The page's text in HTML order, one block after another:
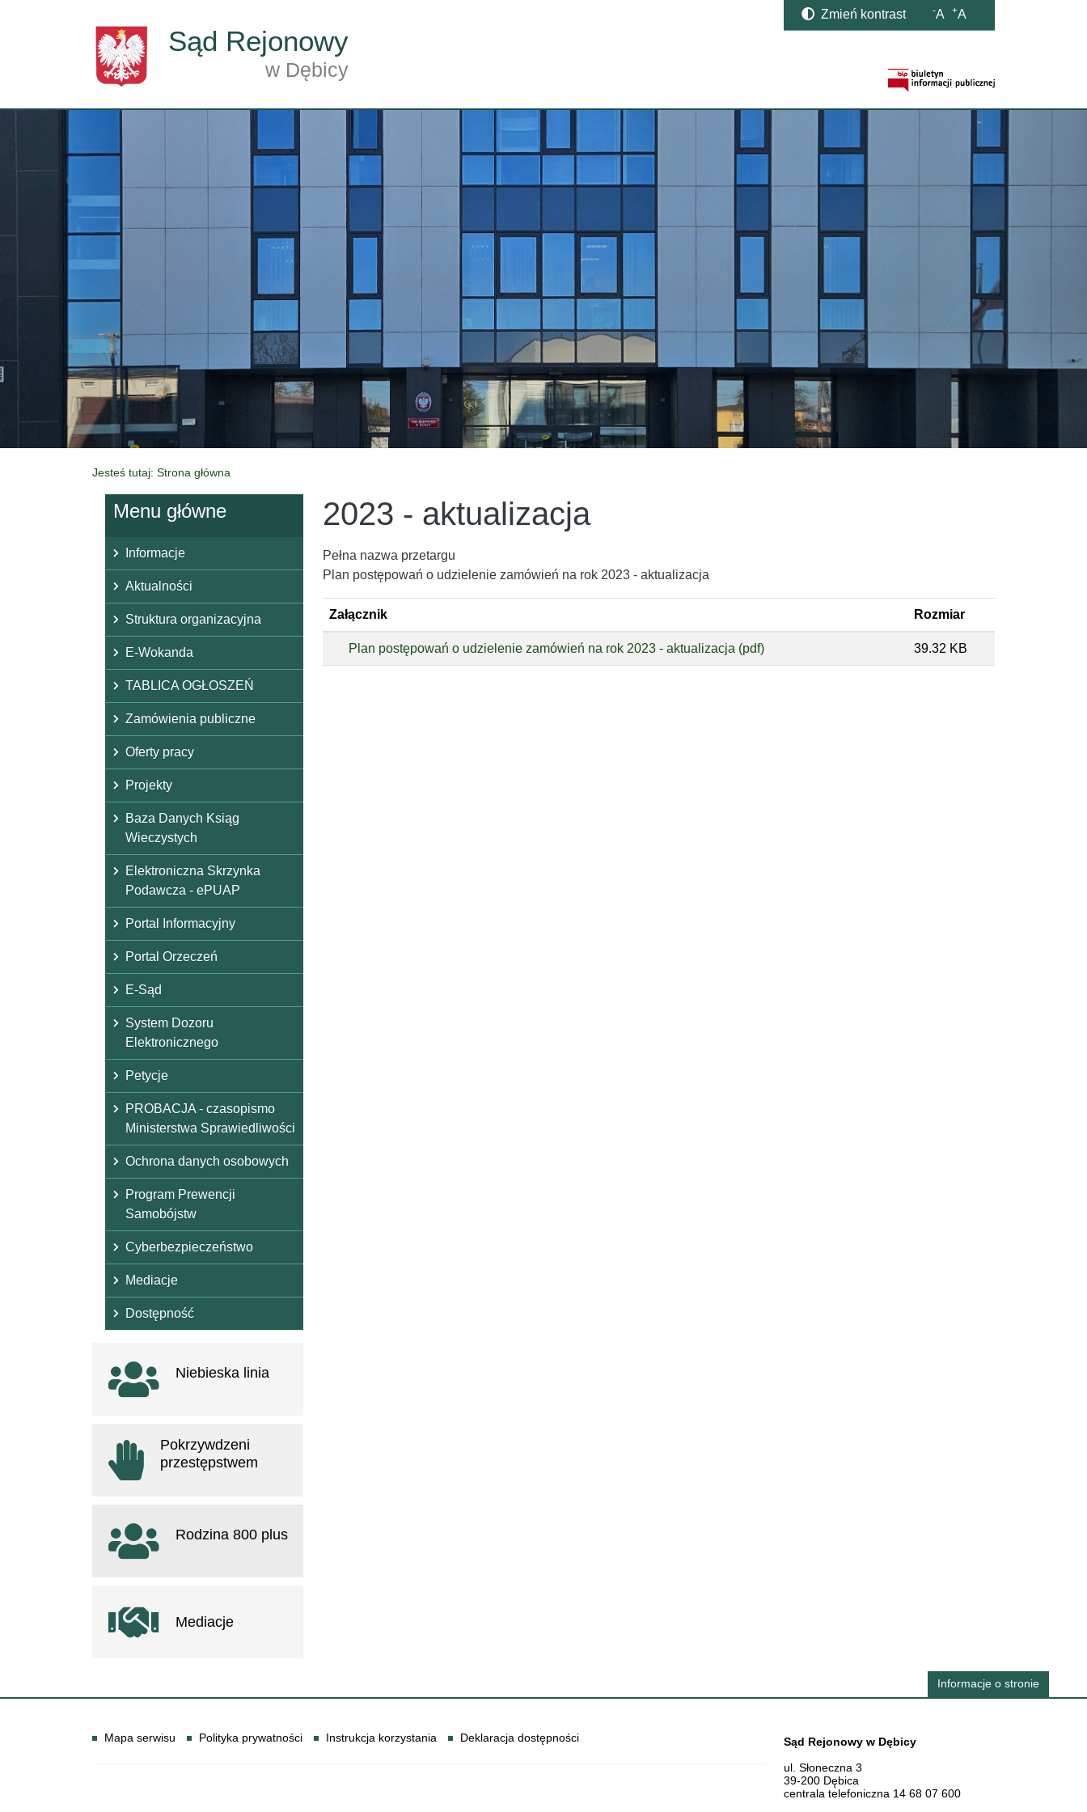
Sąd Rejonowy
w Dębicy
Zmień kontrast -A +A
Strona BIP
Jesteś tutaj: Strona główna
2023 - aktualizacja
Pełna nazwa przetargu
Plan postępowań o udzielenie zamówień na rok 2023 - aktualizacja
Załącznik Rozmiar
Plan postępowań o udzielenie zamówień na rok 2023 - aktualizacja (pdf) 39.32 KB
Menu główne
Informacje
Aktualności
Struktura organizacyjna
E-Wokanda
TABLICA OGŁOSZEŃ
Zamówienia publiczne
Oferty pracy
Projekty
Baza Danych Ksiąg
Wieczystych
Elektroniczna Skrzynka
Podawcza - ePUAP
Portal Informacyjny
Portal Orzeczeń
E-Sąd
System Dozoru
Elektronicznego
Petycje
PROBACJA - czasopismo
Ministerstwa Sprawiedliwości
Ochrona danych osobowych
Program Prewencji
Samobójstw
Cyberbezpieczeństwo
Mediacje
Dostępność
Ważne linki
Niebieska linia
Pokrzywdzeni
przestępstwem
Rodzina 800 plus
Mediacje
Informacje o stronie
Informacje
Mapa serwisu Polityka prywatności Instrukcja korzystania Deklaracja dostępności Dane teleadresowe
Sąd Rejonowy w Dębicy
ul. Słoneczna 3
39-200 Dębica
centrala telefoniczna 14 68 07 600